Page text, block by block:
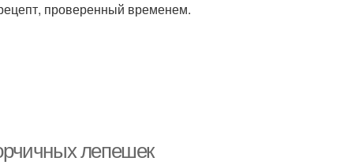
проверенный временем.
лепешек